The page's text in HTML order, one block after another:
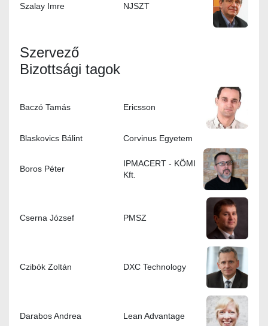
Szalay Imre NJSZT
Szervező
Bizottsági tagok
Baczó Tamás Ericsson
Blaskovics Bálint Corvinus Egyetem
Boros Péter
IPMACERT - KÖMI
Kft.
Cserna József PMSZ
Czibók Zoltán DXC Technology
Darabos Andrea Lean Advantage